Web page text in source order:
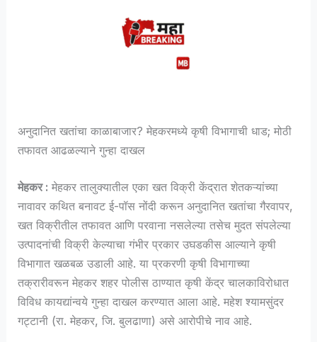
अनुदानित खतांचा काळाबाजार? मेहकरमध्ये कृषी विभागाची धाड; मोठी
तफावत आढळल्याने गुन्हा दाखल
मेहकर : मेहकर तालुक्यातील एका खत विक्री केंद्रात शेतकऱ्यांच्या
नावावर कथित बनावट ई-पॉस नोंदी करून अनुदानित खतांचा गैरवापर,
खत विक्रीतील तफावत आणि परवाना नसलेल्या तसेच मुदत संपलेल्या
उत्पादनांची विक्री केल्याचा गंभीर प्रकार उघडकीस आल्याने कृषी
विभागात खळबळ उडाली आहे. या प्रकरणी कृषी विभागाच्या
तक्रारीवरून मेहकर शहर पोलीस ठाण्यात कृषी केंद्र चालकाविरोधात
विविध कायद्यांन्वये गुन्हा दाखल करण्यात आला आहे. महेश श्यामसुंदर
गट्टानी (रा. मेहकर, जि. बुलढाणा) असे आरोपीचे नाव आहे.